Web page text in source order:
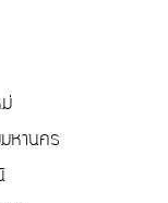
หานคร